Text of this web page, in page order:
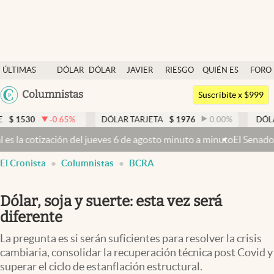
ÚLTIMAS
NOTICIAS
DÓLAR
DÓLAR
JAVIER
RIESGO
QUIÉN ES
QUIÉN
FORO
Argentina
México
Columnistas
Dólar
Members
Economía y Política
Finanzas y Mercados
Mercados Online
Columnistas
Otras secciones
Apertura
Suscribite x $999
-0.65% DÓLAR TARJETA $ 1976 0.00% DÓLAR MEP
jueves 6 de agosto minuto a minutoEl Senado busca aprobar la
El Cronista Columnistas BCRA
Dólar, soja y suerte: esta vez será
diferente
La pregunta es si serán suficientes para resolver la crisis
cambiaria, consolidar la recuperación técnica post Covid y
superar el ciclo de estanflación estructural.